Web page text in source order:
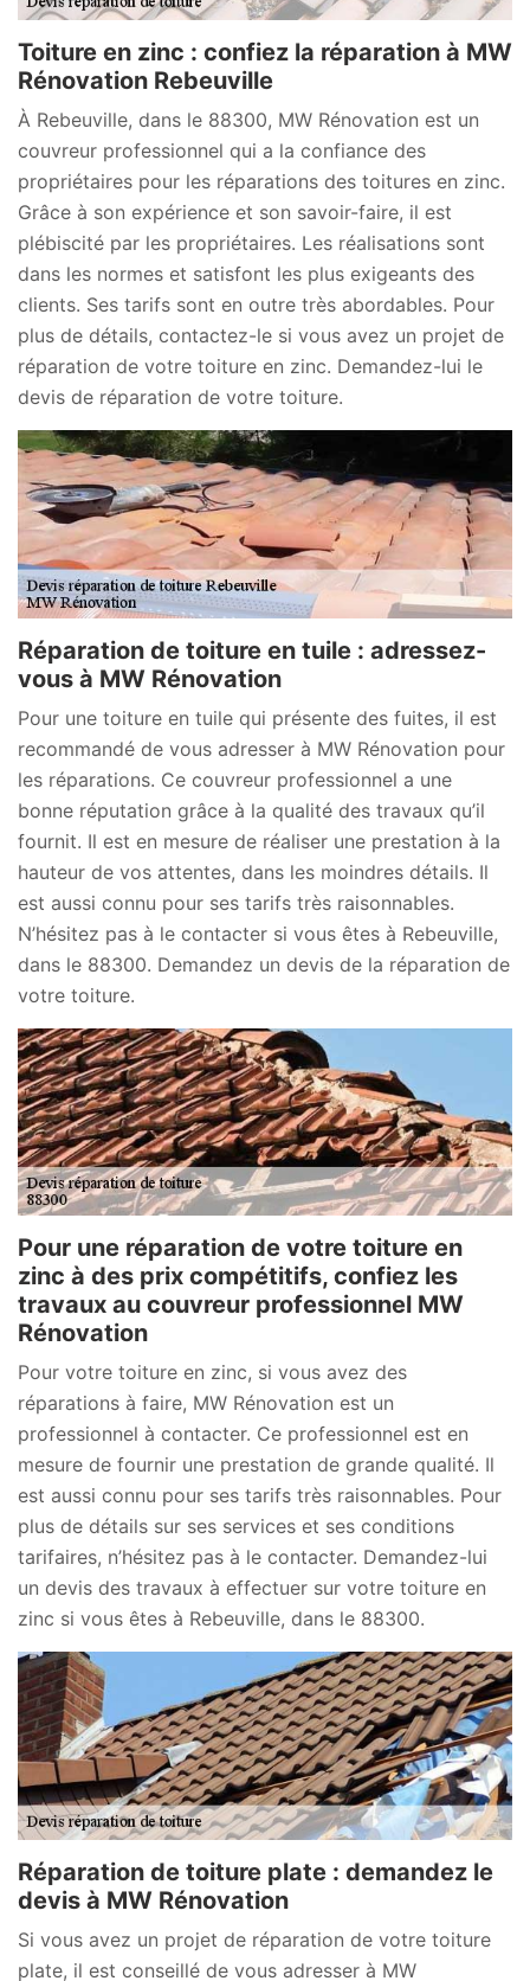
Toiture en zinc : confiez la réparation à MW
Rénovation Rebeuville
À Rebeuville, dans le 88300, MW Rénovation est un
couvreur professionnel qui a la confiance des
propriétaires pour les réparations des toitures en zinc.
Grâce à son expérience et son savoir-faire, il est
plébiscité par les propriétaires. Les réalisations sont
dans les normes et satisfont les plus exigeants des
clients. Ses tarifs sont en outre très abordables. Pour
plus de détails, contactez-le si vous avez un projet de
réparation de votre toiture en zinc. Demandez-lui le
devis de réparation de votre toiture.
Réparation de toiture en tuile : adressez-
vous à MW Rénovation
Pour une toiture en tuile qui présente des fuites, il est
recommandé de vous adresser à MW Rénovation pour
les réparations. Ce couvreur professionnel a une
bonne réputation grâce à la qualité des travaux qu’il
fournit. Il est en mesure de réaliser une prestation à la
hauteur de vos attentes, dans les moindres détails. Il
est aussi connu pour ses tarifs très raisonnables.
N’hésitez pas à le contacter si vous êtes à Rebeuville,
dans le 88300. Demandez un devis de la réparation de
votre toiture.
Pour une réparation de votre toiture en
zinc à des prix compétitifs, confiez les
travaux au couvreur professionnel MW
Rénovation
Pour votre toiture en zinc, si vous avez des
réparations à faire, MW Rénovation est un
professionnel à contacter. Ce professionnel est en
mesure de fournir une prestation de grande qualité. Il
est aussi connu pour ses tarifs très raisonnables. Pour
plus de détails sur ses services et ses conditions
tarifaires, n’hésitez pas à le contacter. Demandez-lui
un devis des travaux à effectuer sur votre toiture en
zinc si vous êtes à Rebeuville, dans le 88300.
Réparation de toiture plate : demandez le
devis à MW Rénovation
Si vous avez un projet de réparation de votre toiture
plate, il est conseillé de vous adresser à MW